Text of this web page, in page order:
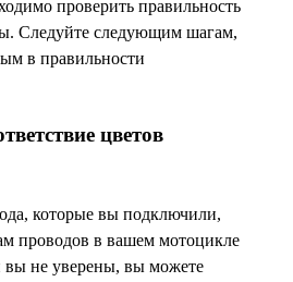
проверить правильность
Следуйте следующим шагам,
в правильности
цветов
которые вы подключили,
проводов в вашем мотоцикле
не уверены, вы можете